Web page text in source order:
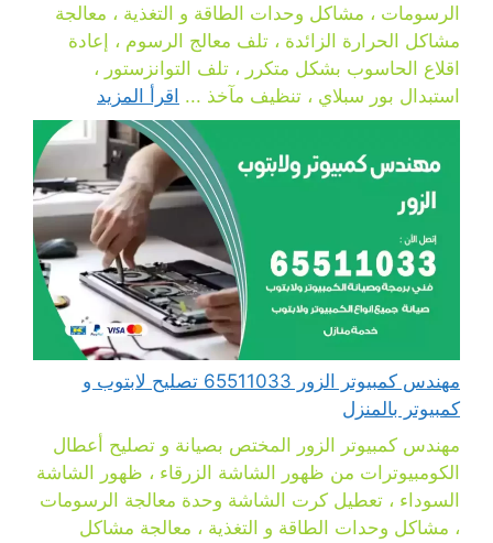
الرسومات ، مشاكل وحدات الطاقة و التغذية ، معالجة
مشاكل الحرارة الزائدة ، تلف معالج الرسوم ، إعادة
اقلاع الحاسوب بشكل متكرر ، تلف التوانزستور ،
استبدال بور سبلاي ، تنظيف مآخذ ... اقرأ المزيد
مهندس كمبيوتر الزور 65511033 تصليح لابتوب و
كمبيوتر بالمنزل
مهندس كمبيوتر الزور المختص بصيانة و تصليح أعطال
الكومبيوترات من ظهور الشاشة الزرقاء ، ظهور الشاشة
السوداء ، تعطيل كرت الشاشة وحدة معالجة الرسومات
، مشاكل وحدات الطاقة و التغذية ، معالجة مشاكل